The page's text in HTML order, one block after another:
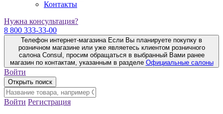
Контакты
Нужна консультация?
8 800 333-33-00
Телефон интернет-магазина Если Вы планируете покупку в
розничном магазине или уже являетесь клиентом розничного
салона Consul, просим обращаться в выбранный Вами ранее
магазин по контактам, указанным в разделе Официальные салоны
Войти
Открыть поиск
Войти Регистрация